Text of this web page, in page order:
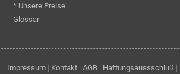
* Unsere Preise
Glossar
Impressum | Kontakt | AGB | Haftungsaussschluß |